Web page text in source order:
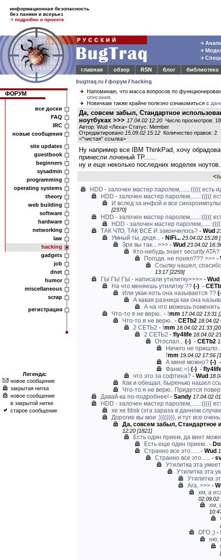
информационная безопасность
без паники и всерьез
подробно о проекте
главная
обзор RSN блог
библиотека
bugtraq.ru / форум / hacking
ФОРУМ
все доски
FAQ
IRC
новые сообщения
site updates
guestbook
beginners
sysadmin
programming
operating systems
theory
web building
software
hardware
networking
law
hacking
gadgets
job
dnet
humor
miscellaneous
scrap
регистрация
Легенда:
новое сообщение
закрытая нитка
новое сообщение
в закрытой нитке
старое сообщение
Напоминаю, что масса вопросов по
описания
Новичкам также крайне полезно ознакомиться с
Да, совсем забыл, Стандартное
ноутбуках >>> 17.04.02 12:20 Число просмотров:
Автор: Wud <Леха> Статус: Member
Отредактировано 15.09.02 15:12 Количество правок: 2
<"чистая" ссылка>
Ну например все IBM ThinkPad, хочу
принесли лоченый TP......
ну и еще неколько последних моделек ноутов.
<
HDD - залочен мастер паролем,......:((((( есть
HDD - залочен мастер паролем,......:(((((
И вслед за инфой и все
[2370]
HDD - залочен мастер паролем,......:(((((
HDD - залочен мастер
ТАК ЧТО, ТАК ВСЕ И закончилось? - Wud
Умный ты, дядя... - NiFi... 23.04.02 15:28
Зря вы так... >>> - Wud 23.04.02
Кто-нибудь знает security ATA?
Погоди, не понял??? >>> -
Ссылку нашел,
13:17 [2259]
ГЫ ГЫ ГЫ - написали утилитку>>>> - Wud
На что меняешь утилитку ?? (-) -
Или укак-хоть она называется ??
А какая разница как она
А на что можешь поменять
Что-то я не верю.. - !mm 17.04.02 13:31
Что-то я не верю.. - CETb2 18.04.02
2 СЕТЬ2 - !mm 18.04.02 21:33
2 СЕТЬ2 - fly4life 18.04.02
Отослал... (-) - CETb2
Ничего не
!mm 19.04.02 17:56
А мине можно? (-)
Фанкс =) (-) -
что это за софтина? - Wud
Как и обещал, быренько нашел
Что-то я не верю.. Придется
Давай-ка по-подробнее! - Sandy 17.04.02
HDD - залочен мастер паролем,......:(((((
хе хе fdisk (эта зараза в данном
Дорогие вы мои :)))))))), и тут все
Да, совсем забыл, Стандартное
12:20 [1821]
Есть один прием, да винт
Есть еще один прием.. -
Странно все это...... - Wud
Странно все это...... -
Утилитка эта
Утилитка эта
Утилитка
Ага, >>> -
хм, а
02.09.02
хм,
ОГО ;) -
ню,